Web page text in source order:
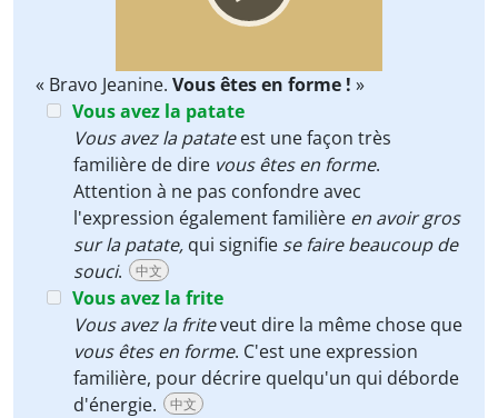
« Bravo Jeanine. Vous êtes en forme ! »
Vous avez la patate
Vous avez la patateest une façon très
familière de dire vous êtes en forme.
Attention à ne pas confondre avec
l'expression également familière en avoir gros
sur la patate, qui signifie se faire beaucoup de
souci. 中文
Vous avez la frite
Vous avez la friteveut dire la même chose que
vous êtes en forme. C'est une expression
familière, pour décrire quelqu'un qui déborde
d'énergie.
中文